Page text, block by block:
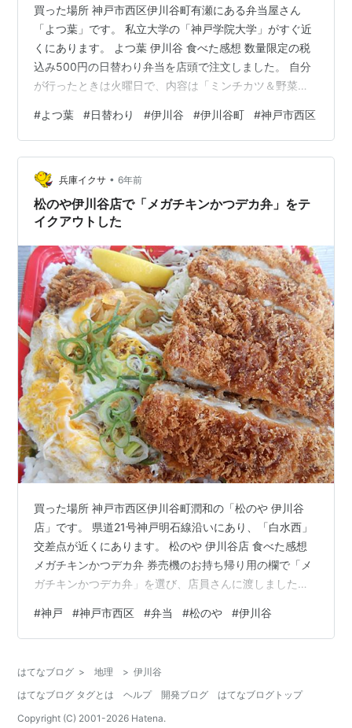
買った場所 神戸市西区伊川谷町有瀬にある弁当屋さん
「よつ葉」です。 私立大学の「神戸学院大学」がすぐ近
くにあります。 よつ葉 伊川谷 食べた感想 数量限定の税
込み500円の日替わり弁当を店頭で注文しました。 自分
が行ったときは火曜日で、内容は「ミンチカツ＆野菜炒
した。 日替わり弁当（火曜日 ミンチカツ＆野菜炒め）
日替わり弁当（火曜日 ミンチカツ＆野菜炒め） 開封後
日替わり弁当（火曜日 ミンチカツ＆野菜炒め） 開封後 2
食べてみると、ミンチカツが出来立てで味もすごくおい
しい！ そして肉が入っている野菜炒めもすごくうまい！
弁当を食べていて…
#よつ葉 #日替わり #伊川谷 #伊川谷町 #神戸市西区
兵庫イクサ • 6年前
松のや伊川谷店で「メガチキンかつデカ弁」をテ
イクアウトした
買った場所 神戸市西区伊川谷町潤和の「松のや 伊川谷
店」です。 県道21号神戸明石線沿いにあり、「白水西」
交差点が近くにあります。 松のや 伊川谷店 食べた感想
メガチキンかつデカ弁 券売機のお持ち帰り用の欄で「メ
ガチキンかつデカ弁」を選び、店員さんに渡しました。
ンかつデカ弁 メガチキンかつデカ弁（開封後） でっか！
ボリュームが半端ないです。公式サイトを覗いてみる
790円です。 実際に食べてみると、右側のカツが出来立
てでサクサクしていてすごくおいしいです。 ただ最初は
うまいな～と思っ…
#神戸 #神戸市西区 #弁当 #松のや #伊川谷
はてなブログ > 地理 > 伊川谷
はてなブログ タグとは
ヘルプ 開発ブログ
はてなブログトップ
Copyright (C) 2001-2026 Hatena.